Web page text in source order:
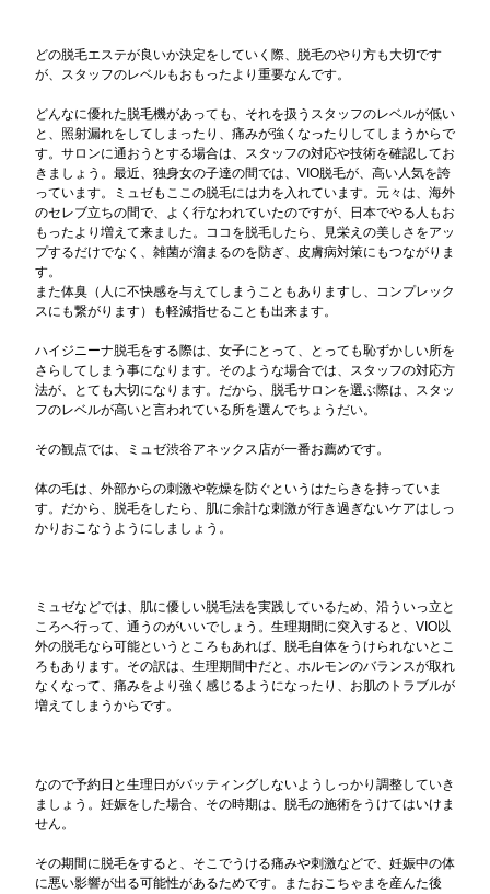
どの脱毛エステが良いか決定をしていく際、脱毛のやり方も大切です
が、スタッフのレベルもおもったより重要なんです。
どんなに優れた脱毛機があっても、それを扱うスタッフのレベルが低い
と、照射漏れをしてしまったり、痛みが強くなったりしてしまうからで
す。サロンに通おうとする場合は、スタッフの対応や技術を確認してお
きましょう。最近、独身女の子達の間では、VIO脱毛が、高い人気を誇
っています。ミュゼもここの脱毛には力を入れています。元々は、海外
のセレブ立ちの間で、よく行なわれていたのですが、日本でやる人もお
もったより増えて来ました。ココを脱毛したら、見栄えの美しさをアッ
プするだけでなく、雑菌が溜まるのを防ぎ、皮膚病対策にもつながりま
す。
また体臭（人に不快感を与えてしまうこともありますし、コンプレック
スにも繋がります）も軽減指せることも出来ます。
ハイジニーナ脱毛をする際は、女子にとって、とっても恥ずかしい所を
さらしてしまう事になります。そのような場合では、スタッフの対応方
法が、とても大切になります。だから、脱毛サロンを選ぶ際は、スタッ
フのレベルが高いと言われている所を選んでちょうだい。
その観点では、ミュゼ渋谷アネックス店が一番お薦めです。
体の毛は、外部からの刺激や乾燥を防ぐというはたらきを持っていま
す。だから、脱毛をしたら、肌に余計な刺激が行き過ぎないケアはしっ
かりおこなうようにしましょう。
ミュゼなどでは、肌に優しい脱毛法を実践しているため、沿ういっ立と
ころへ行って、通うのがいいでしょう。生理期間に突入すると、VIO以
外の脱毛なら可能というところもあれば、脱毛自体をうけられないとこ
ろもあります。その訳は、生理期間中だと、ホルモンのバランスが取れ
なくなって、痛みをより強く感じるようになったり、お肌のトラブルが
増えてしまうからです。
なので予約日と生理日がバッティングしないようしっかり調整していき
ましょう。妊娠をした場合、その時期は、脱毛の施術をうけてはいけま
せん。
その期間に脱毛をすると、そこでうける痛みや刺激などで、妊娠中の体
に悪い影響が出る可能性があるためです。またおこちゃまを産んた後